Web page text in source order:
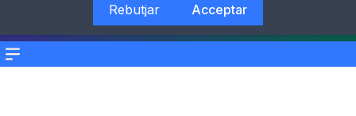
Menu
Rebutjar
Acceptar